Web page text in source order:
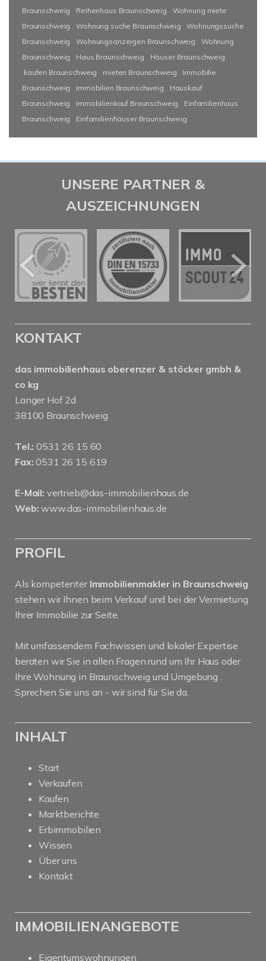
Braunschweig
Reihenhaus Braunschweig
Wohnung miete
Braunschweig
Wohnung suche Braunschweig
Wohnungssuche
Braunschweig
Wohnungsanzeigen Braunschweig
Wohnung
Braunschweig
Haus Braunschweig
Häuser Braunschweig
kaufen Braunschweig
mieten Braunschweig
Immobilie
Braunschweig
Immobilien Braunschweig
Hauskauf
Braunschweig
Immobilienkauf Braunschweig
Einfamilienhaus
Braunschweig
Einfamilienhäuser Braunschweig
UNSERE PARTNER &
AUSZEICHNUNGEN
KONTAKT
das immobilienhaus oberenzer & stöcker gmbh &
co kg
Langer Hof 2d
38100 Braunschweig
Tel.: 0531 26 15 60
Fax: 0531 26 15 619
E-Mail: vertrieb@das-immobilienhaus.de
Web: www.das-immobilienhaus.de
PROFIL
Als kompetenter Immobilienmakler in Braunschweig
stehen wir Ihnen beim Verkauf und bei der Vermietung
Ihrer Immobilie zur Seite.
Mit umfassendem Fachwissen und lokaler Expertise
beraten wir Sie in allen Fragen rund um Ihr Haus oder
Ihre Wohnung in Braunschweig und Umgebung .
Sprechen Sie uns an - wir sind für Sie da.
INHALT
Start
Verkaufen
Kaufen
Marktberichte
Erbimmobilien
Wissen
Über uns
Kontakt
IMMOBILIENANGEBOTE
Eigentumswohnungen